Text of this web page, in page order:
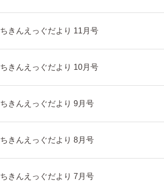
ちきんえっぐだより 11月号
ちきんえっぐだより 10月号
ちきんえっぐだより 9月号
ちきんえっぐだより 8月号
ちきんえっぐだより 7月号